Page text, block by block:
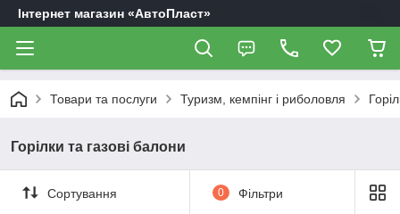
Інтернет магазин «АвтоПласт»
Товари та послуги Туризм, кемпінг і риболовля
Горілки та газові балони
Сортування 0 Фільтри